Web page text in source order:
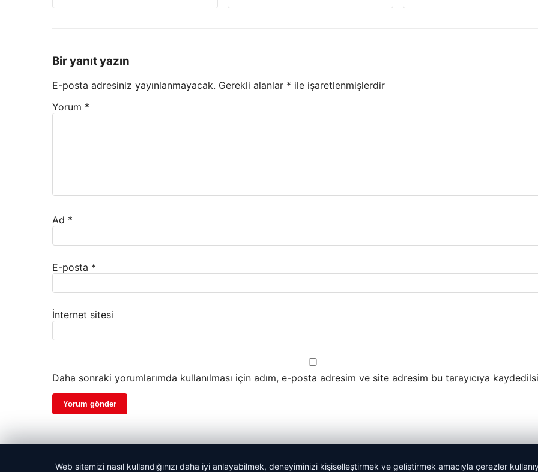
Bir yanıt yazın
E-posta adresiniz yayınlanmayacak. Gerekli alanlar * ile işaretlenmişlerdir
Yorum *
Ad *
E-posta *
İnternet sitesi
Daha sonraki yorumlarımda kullanılması için adım, e-posta adresim ve site adresim bu tarayıcıya
Web sitemizi nasıl kullandığınızı daha iyi anlayabilmek, deneyiminizi kişiselleştirmek ve geliştirmek amacıyla çerezler